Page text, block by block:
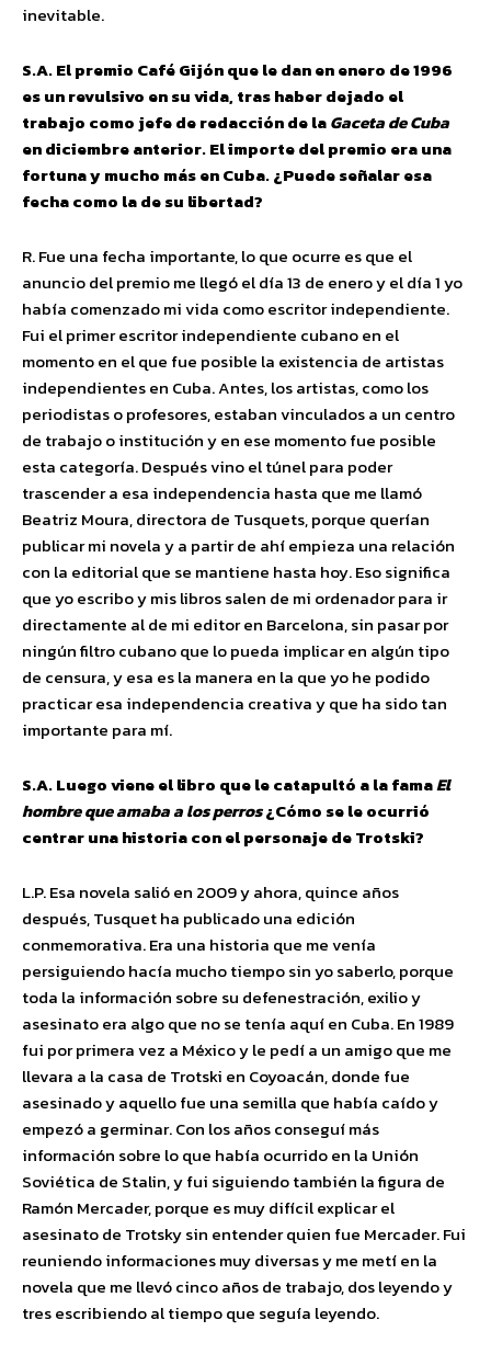
inevitable.
S.A. El premio Café Gijón que le dan en enero de 1996
es un revulsivo en su vida, tras haber dejado el
trabajo como jefe de redacción de laGaceta de Cuba
en diciembre anterior. El importe del premio era una
fortuna y mucho más en Cuba. ¿Puede señalar esa
fecha como la de su libertad?
R. Fue una fecha importante, lo que ocurre es que el
anuncio del premio me llegó el día 13 de enero y el día 1 yo
había comenzado mi vida como escritor independiente.
Fui el primer escritor independiente cubano en el
momento en el que fue posible la existencia de artistas
independientes en Cuba. Antes, los artistas, como los
periodistas o profesores, estaban vinculados a un centro
de trabajo o institución y en ese momento fue posible
esta categoría. Después vino el túnel para poder
trascender a esa independencia hasta que me llamó
Beatriz Moura, directora de Tusquets, porque querían
publicar mi novela y a partir de ahí empieza una relación
con la editorial que se mantiene hasta hoy. Eso significa
que yo escribo y mis libros salen de mi ordenador para ir
directamente al de mi editor en Barcelona, sin pasar por
ningún filtro cubano que lo pueda implicar en algún tipo
de censura, y esa es la manera en la que yo he podido
practicar esa independencia creativa y que ha sido tan
importante para mí.
S.A. Luego viene el libro que le catapultó a la famaEl
hombre que amaba a los perros¿Cómo se le ocurrió
centrar una historia con el personaje de Trotski?
L.P. Esa novela salió en 2009 y ahora, quince años
después, Tusquet ha publicado una edición
conmemorativa. Era una historia que me venía
persiguiendo hacía mucho tiempo sin yo saberlo, porque
toda la información sobre su defenestración, exilio y
asesinato era algo que no se tenía aquí en Cuba. En 1989
fui por primera vez a México y le pedí a un amigo que me
llevara a la casa de Trotski en Coyoacán, donde fue
asesinado y aquello fue una semilla que había caído y
empezó a germinar. Con los años conseguí más
información sobre lo que había ocurrido en la Unión
Soviética de Stalin, y fui siguiendo también la figura de
Ramón Mercader, porque es muy difícil explicar el
asesinato de Trotsky sin entender quien fue Mercader. Fui
reuniendo informaciones muy diversas y me metí en la
novela que me llevó cinco años de trabajo, dos leyendo y
tres escribiendo al tiempo que seguía leyendo.